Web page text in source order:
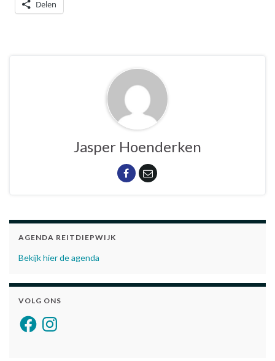
Delen
Jasper Hoenderken
AGENDA REITDIEPWIJK
Bekijk hier de agenda
VOLG ONS
FacebookInstagram